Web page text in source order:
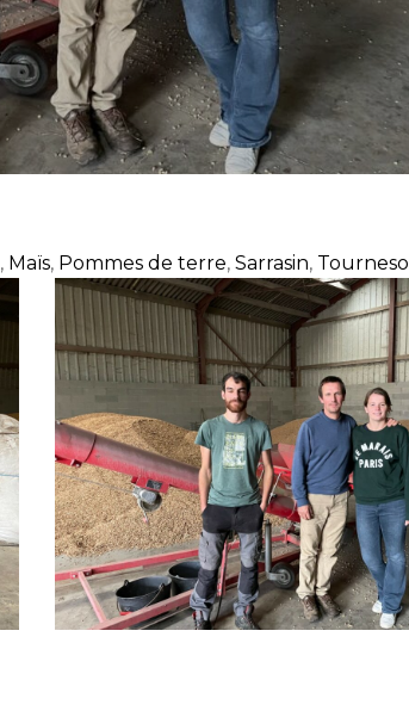
, Maïs, Pommes de terre,Sarrasin, Tournesol